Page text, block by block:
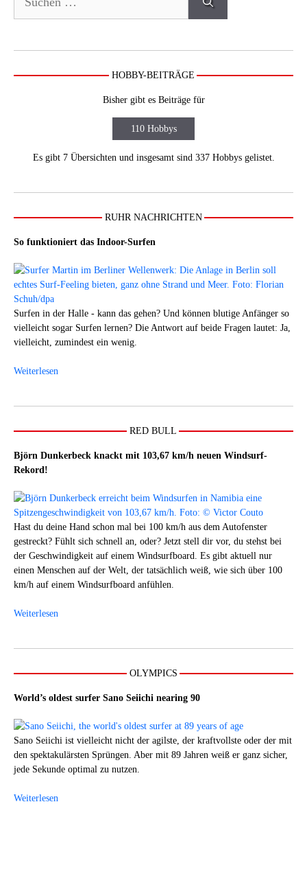
nach:
HOBBY-BEITRÄGE
Bisher gibt es Beiträge für
110 Hobbys
Es gibt 7 Übersichten und insgesamt sind 337 Hobbys gelistet.
RUHR NACHRICHTEN
So funktioniert das Indoor-Surfen
Surfen in der Halle - kann das gehen? Und können blutige Anfänger so
vielleicht sogar Surfen lernen? Die Antwort auf beide Fragen lautet: Ja,
vielleicht, zumindest ein wenig.
Weiterlesen
RED BULL
Björn Dunkerbeck knackt mit 103,67 km/h neuen Windsurf-
Rekord!
Hast du deine Hand schon mal bei 100 km/h aus dem Autofenster
gestreckt? Fühlt sich schnell an, oder? Jetzt stell dir vor, du stehst bei
der Geschwindigkeit auf einem Windsurfboard. Es gibt aktuell nur
einen Menschen auf der Welt, der tatsächlich weiß, wie sich über 100
km/h auf einem Windsurfboard anfühlen.
Weiterlesen
OLYMPICS
World’s oldest surfer Sano Seiichi nearing 90
Sano Seiichi ist vielleicht nicht der agilste, der kraftvollste oder der mit
den spektakulärsten Sprüngen. Aber mit 89 Jahren weiß er ganz sicher,
jede Sekunde optimal zu nutzen.
Weiterlesen